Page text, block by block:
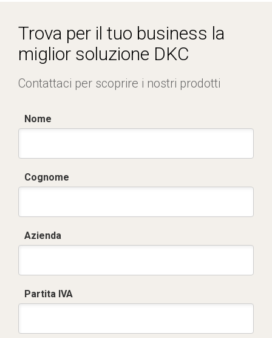
Trova per il tuo business la
miglior soluzione DKC
Contattaci per scoprire i nostri prodotti
Nome
Cognome
Azienda
Partita IVA